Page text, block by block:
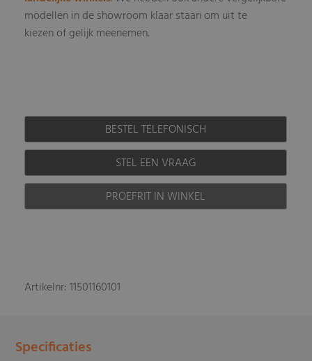
modellen in de showroom klaar staan om uit te
kiezen of gelijk meenemen.
BESTEL TELEFONISCH
STEL EEN VRAAG
PROEFRIT IN WINKEL
Artikelnr: 11501160101
Specificaties